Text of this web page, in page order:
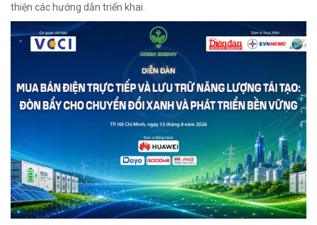
thiện các hướng dẫn triển khai.